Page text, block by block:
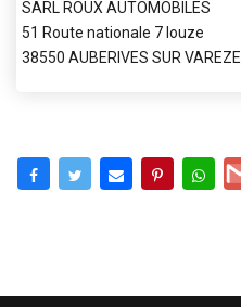
SARL ROUX AUTOMOBILES
51 Route nationale 7 louze
38550 AUBERIVES SUR VAREZE